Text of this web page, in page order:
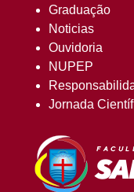
Graduação
Noticias
Ouvidoria
NUPEP
Jornada